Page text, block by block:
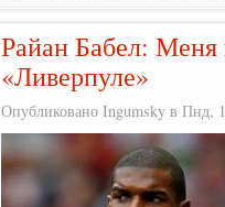
Райан Бабел: Меня
«Ливерпуле»
Опубликовано Ingumsky в Пнд,